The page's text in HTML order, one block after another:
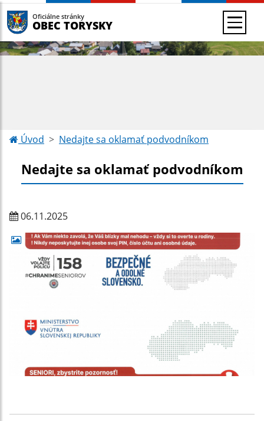
Oficiálne stránky
OBEC TORYSKY
Úvod Nedajte sa oklamať podvodníkom
Nedajte sa oklamať podvodníkom
06.11.2025